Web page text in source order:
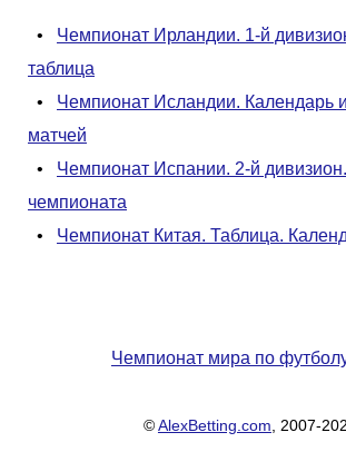
• Чемпионат Ирландии. 1-й
таблица
• Чемпионат Исландии. Календарь
матчей
• Чемпионат Испании. 2-й
чемпионата
• Чемпионат Китая. Таблица.
Чемпионат мира по
©AlexBetting.com , 2007-